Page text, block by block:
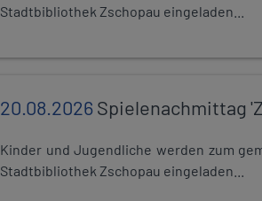
Stadtbibliothek Zschopau eingeladen...
20.08.2026Spielenachmittag
Kinder und Jugendliche werden zum
Stadtbibliothek Zschopau eingeladen...